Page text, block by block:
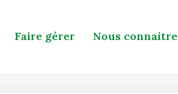
Faire gérer Nous connaitre